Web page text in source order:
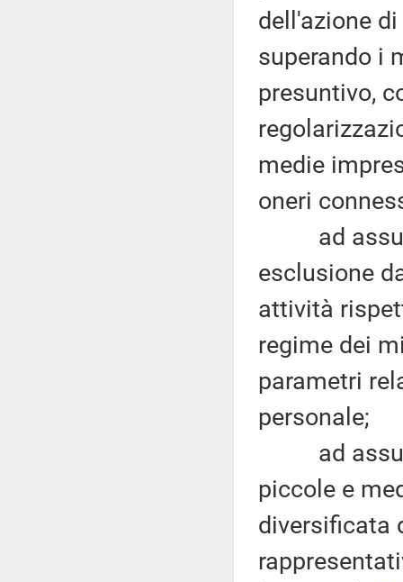
dell'azione
superando i
presuntivo,
medie
oneri
ad
esclusione
attività
regime dei
parametri
personale;
ad
piccole e
diversificata